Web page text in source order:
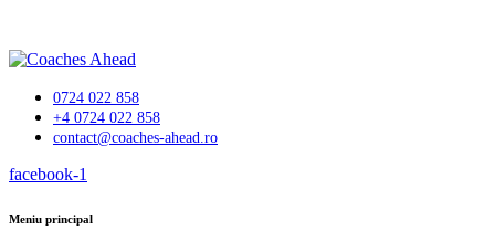
0724 022 858
+4 0724 022 858
contact@coaches-ahead.ro
facebook-1
Meniu principal